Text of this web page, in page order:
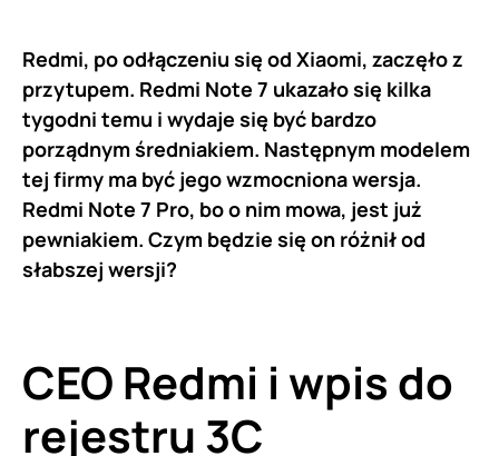
Redmi, po odłączeniu się od Xiaomi, zaczęło z
przytupem. Redmi Note 7 ukazało się kilka
tygodni temu i wydaje się być bardzo
porządnym średniakiem. Następnym modelem
tej firmy ma być jego wzmocniona wersja.
Redmi Note 7 Pro, bo o nim mowa, jest już
pewniakiem. Czym będzie się on różnił od
słabszej wersji?
CEO Redmi i wpis do
rejestru 3C